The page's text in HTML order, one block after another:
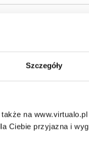
Szczegóły
na
Ciebie przyjazna i
przedpotopowy.
Świat
angielskie Książka